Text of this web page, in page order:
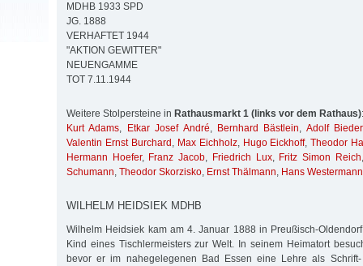
MDHB 1933 SPD
JG. 1888
VERHAFTET 1944
"AKTION GEWITTER"
NEUENGAMME
TOT 7.11.1944
Weitere Stolpersteine in Rathausmarkt 1 (links vor dem Rathaus):
Kurt Adams, Etkar Josef André, Bernhard Bästlein, Adolf
Valentin Ernst Burchard , Max Eichholz, Hugo Eickhoff,Theodor
Hermann Hoefer, Franz Jacob, Friedrich Lux, Fritz Simon Reich
Schumann, Theodor Skorzisko, Ernst Thälmann, Hans Westermann
WILHELM HEIDSIEK MDHB
Wilhelm Heidsiek kam am 4. Januar 1888 in Preußisch-
Kind eines Tischlermeisters zur Welt. In seinem Heimatort
bevor er im nahegelegenen Bad Essen eine Lehre als Schrift-